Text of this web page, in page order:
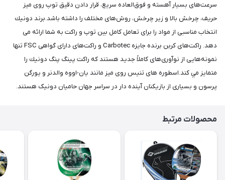
سرعت‌های بسیار آهسته و فوق‌العاده سریع، قرار دادن دقیق توپ روی میز
حریف، چرخش بالا و زیر چرخش، روش‌های مختلف را داشته باشد.برند دونيك
انتخاب مناسبی از مواد را برای تعامل کامل بین توپ و راکت به شما ارائه می
دهد. راکت‌های کربن برنده جایزه Carbotec و راکت‌های دارای گواهی FSC تنها
نمونه‌هایی از نوآوری‌های کاملاً جدید هستند که راكت پينگ پنگ دونيك را
متمايز مي كند.اسطوره های تنیس روی میز مانند یان-اووه والدنر و یورگن
پرسون و بسیاری از بازیکنان آینده دار در سراسر جهان حامیان دونیک هستند.
محصولات مرتبط